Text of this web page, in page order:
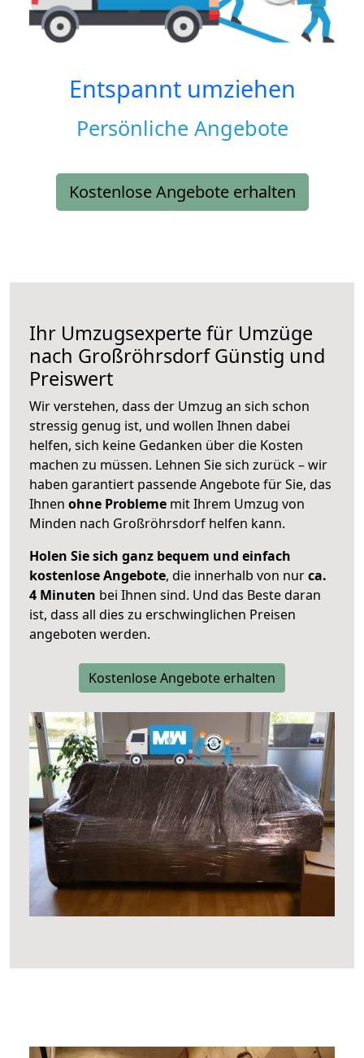
Entspannt umziehen
Persönliche Angebote
Kostenlose Angebote erhalten
Ihr Umzugsexperte für Umzüge
nach GroßröhrsdorfGünstig und
Preiswert
Wir verstehen, dass der Umzug an sich schon
stressig genug ist, und wollen Ihnen dabei
helfen, sich keine Gedanken über die Kosten
machen zu müssen. Lehnen Sie sich zurück – wir
haben garantiert passende Angebote für Sie, das
Ihnen ohne Probleme mit Ihrem Umzug von
Minden nach Großröhrsdorf helfen kann.
Holen Sie sich ganz bequem und einfach
kostenlose Angebote, die innerhalb von nurca.
4 Minuten bei Ihnen sind. Und das Beste daran
ist, dass all dies zu erschwinglichen Preisen
angeboten werden.
Kostenlose Angebote erhalten